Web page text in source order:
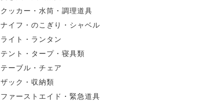
クッカー・水筒・調理道具
ナイフ・のこぎり・シャベル
ライト・ランタン
テント・タープ・寝具類
テーブル・チェア
ザック・収納類
ファーストエイド・緊急道具